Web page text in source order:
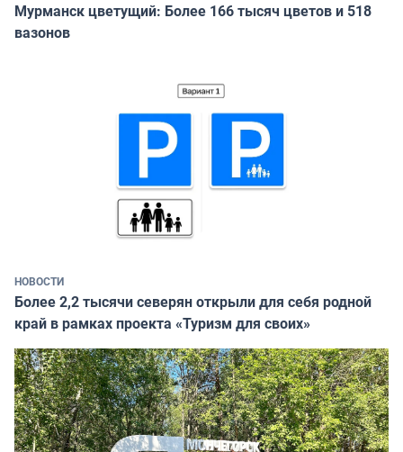
Мурманск цветущий: Более 166 тысяч цветов и 518
вазонов
НОВОСТИ
Более 2,2 тысячи северян открыли для себя родной
край в рамках проекта «Туризм для своих»